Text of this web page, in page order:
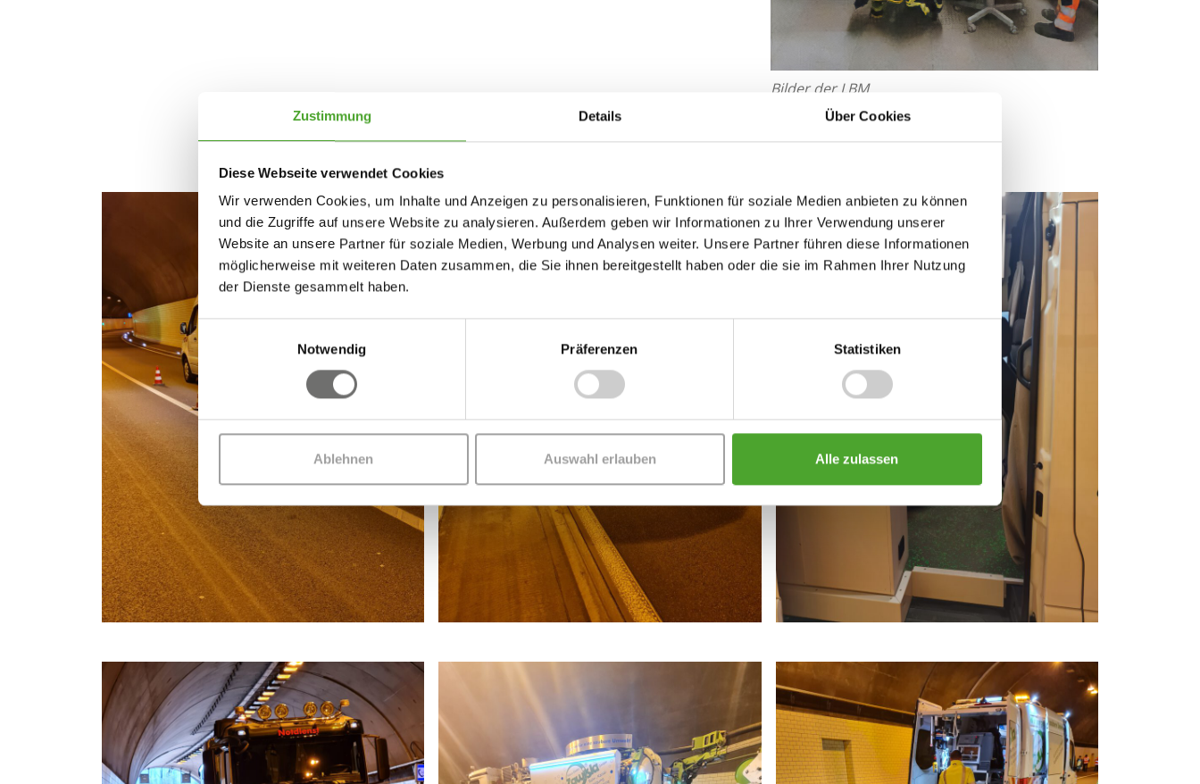
Zustimmung Details Über Cookies
Diese Webseite verwendet Cookies
Wir verwenden Cookies, um Inhalte und Anzeigen zu personalisieren, Funktionen für soziale Medien anbieten zu können
und die Zugriffe auf unsere Website zu analysieren. Außerdem geben wir Informationen zu Ihrer Verwendung unserer
Website an unsere Partner für soziale Medien, Werbung und Analysen weiter. Unsere Partner führen diese Informationen
möglicherweise mit weiteren Daten zusammen, die Sie ihnen bereitgestellt haben oder die sie im Rahmen Ihrer Nutzung
der Dienste gesammelt haben.
Notwendig
Präferenzen Statistiken
Ablehnen Auswahl erlauben Alle zulassen
Bilder der LBM